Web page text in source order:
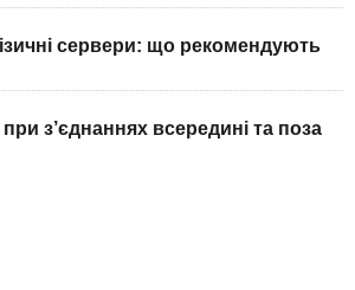
сервери: що рекомендують
з’єднаннях всередині та поза